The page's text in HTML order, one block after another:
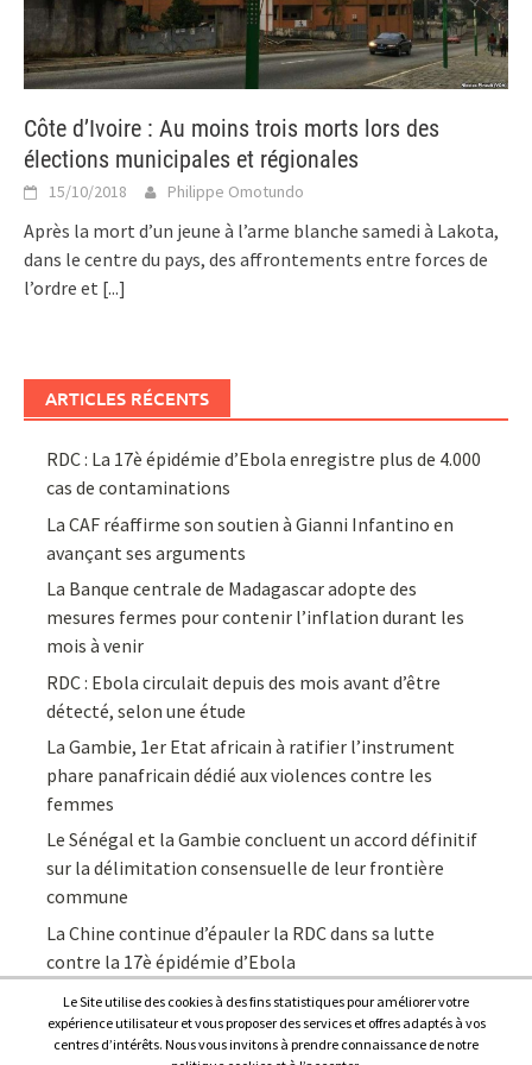
Côte d’Ivoire : Au moins trois morts lors des
élections municipales et régionales
15/10/2018 Philippe Omotundo
Après la mort d’un jeune à l’arme blanche samedi à Lakota,
dans le centre du pays, des affrontements entre forces de
l’ordre et [...]
ARTICLES RÉCENTS
RDC : La 17è épidémie d’Ebola enregistre plus de 4.000
cas de contaminations
La CAF réaffirme son soutien à Gianni Infantino en
avançant ses arguments
La Banque centrale de Madagascar adopte des
mesures fermes pour contenir l’inflation durant les
mois à venir
RDC : Ebola circulait depuis des mois avant d’être
détecté, selon une étude
La Gambie, 1er Etat africain à ratifier l’instrument
phare panafricain dédié aux violences contre les
femmes
Le Sénégal et la Gambie concluent un accord définitif
sur la délimitation consensuelle de leur frontière
commune
La Chine continue d’épauler la RDC dans sa lutte
contre la 17è épidémie d’Ebola
Le Site utilise des cookies à des fins statistiques pour améliorer votre
expérience utilisateur et vous proposer des services et offres adaptés à vos
centres d’intérêts. Nous vous invitons à prendre connaissance de notre